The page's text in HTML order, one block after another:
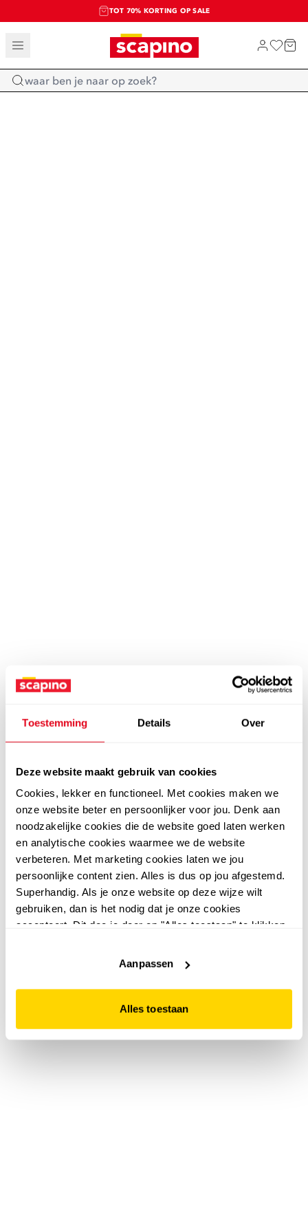
Toestemming Details Over
Deze website maakt gebruik van cookies
Cookies, lekker en functioneel. Met cookies maken we
onze website beter en persoonlijker voor jou. Denk aan
noodzakelijke cookies die de website goed laten werken
en analytische cookies waarmee we de website
verbeteren. Met marketing cookies laten we jou
persoonlijke content zien. Alles is dus op jou afgestemd.
Superhandig. Als je onze website op deze wijze wilt
gebruiken, dan is het nodig dat je onze cookies
accepteert. Dit doe je door op "Alles toestaan" te klikken.
website niet optimaal functioneert.
Aanpassen
Alles toestaan
TOT 70% KORTING OP SALE
SALE: LAATSTE KANS!
SHOP NIEUW
Home